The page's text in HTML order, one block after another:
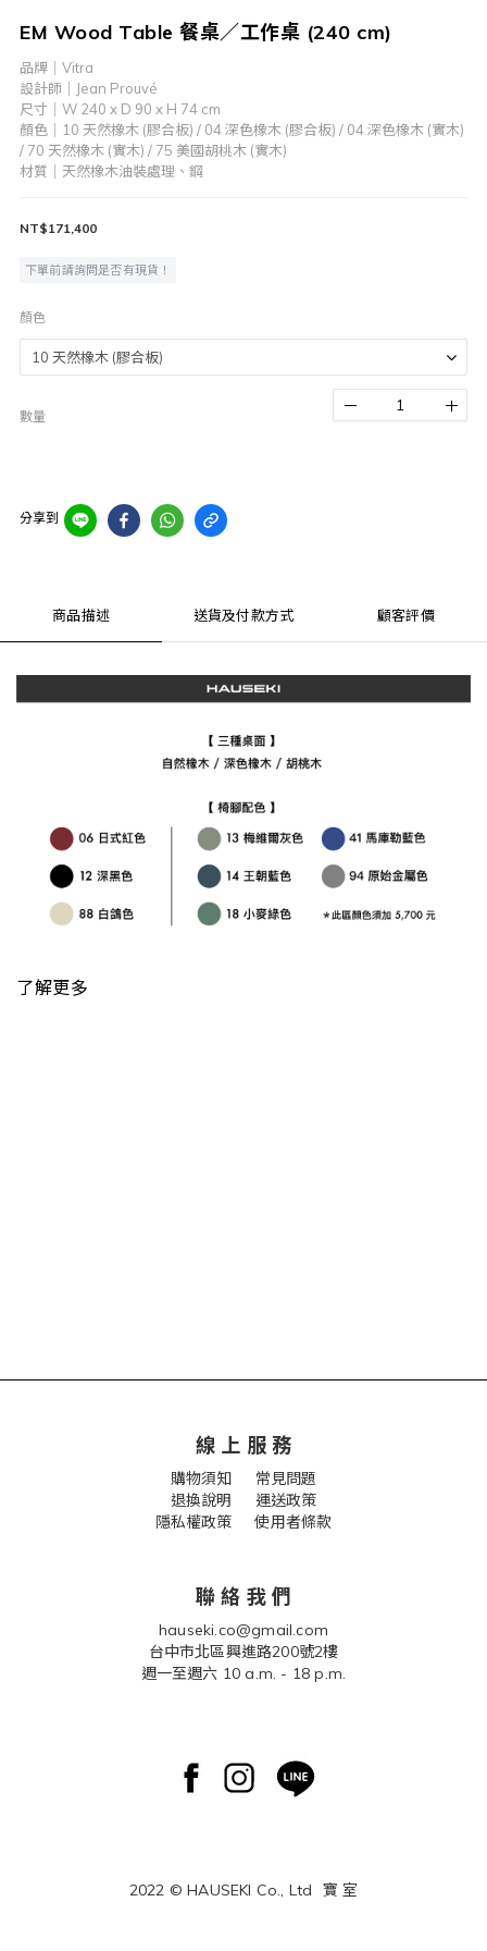
EM Wood Table 餐桌／工作桌 (240 cm)
品牌｜Vitra
設計師｜Jean Prouvé
尺寸｜W 240 x D 90 x H 74 cm
顏色｜10 天然橡木 (膠合板) / 04 深色橡木 (膠合板) / 04 深色橡木 (實木)
/ 70 天然橡木 (實木) / 75 美國胡桃木 (實木)
材質｜天然橡木油裝處理、鋼
NT$171,400
下單前請詢問是否有現貨！
顏色
數量
分享到
商品描述 送貨及付款方式 顧客評價
了解更多
線 上 服 務
購物須知 常見問題
退換說明
運送政策
隱私權政策 使用者條款
聯 絡 我 們
hauseki.co@gmail.com
台中市北區興進路200號2樓
週一至週六 10 a.m. - 18 p.m.
2022 © HAUSEKI Co., Ltd 寶 室